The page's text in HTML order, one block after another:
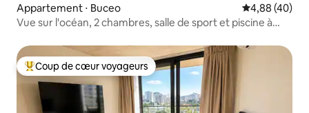
Appartement ⋅ Buceo Évaluation
4,88 (40)
Vue sur l'océan, 2 chambres, salle de sport et piscine à
Coups de cœur voyageurs les plus appréciés
Coup de cœur voyageurs